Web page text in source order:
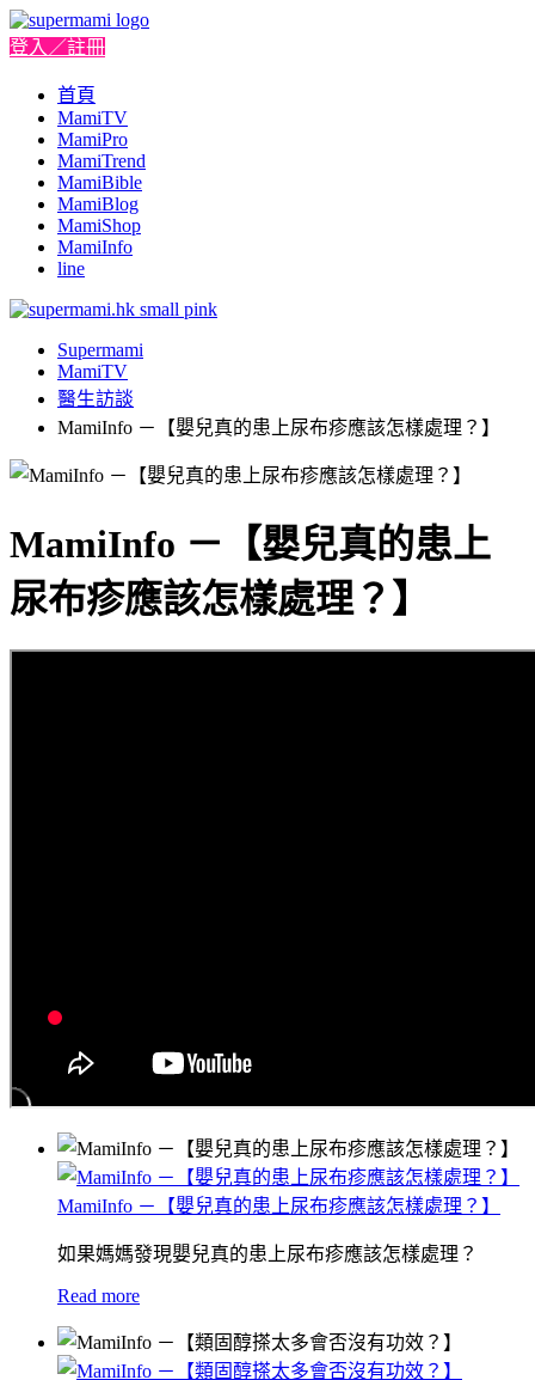
登入／註冊
首頁
MamiTV
MamiPro
MamiTrend
MamiBible
MamiBlog
MamiShop
MamiInfo
line
Supermami
MamiTV
醫生訪談
MamiInfo －【嬰兒真的患上尿布疹應該怎樣處理？】
MamiInfo －【嬰兒真的患上
尿布疹應該怎樣處理？】
MamiInfo －【嬰兒真的患上尿布疹應該怎樣處理？】
如果媽媽發現嬰兒真的患上尿布疹應該怎樣處理？
Read more